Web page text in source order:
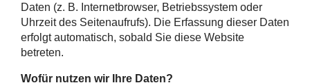
Daten (z. B. Internetbrowser, Betriebssystem oder
Uhrzeit des Seitenaufrufs). Die Erfassung dieser Daten
erfolgt automatisch, sobald Sie diese Website
betreten.
Wofür nutzen wir Ihre Daten?